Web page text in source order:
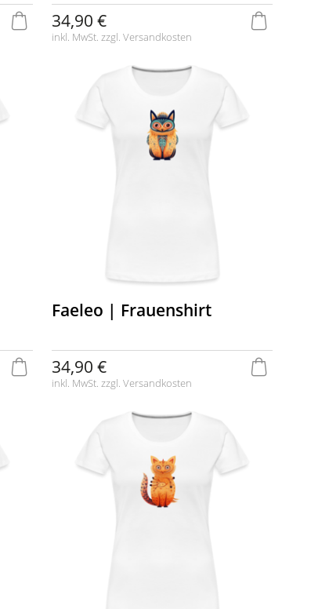
34,90 €
inkl. MwSt. zzgl. Versandkosten
Faeleo | Frauenshirt
34,90 €
inkl. MwSt. zzgl. Versandkosten